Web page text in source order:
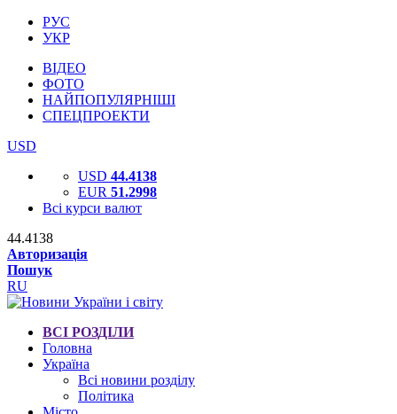
РУС
УКР
ВІДЕО
ФОТО
НАЙПОПУЛЯРНІШІ
СПЕЦПРОЕКТИ
USD
USD 44.4138
EUR 51.2998
Всі курси валют
44.4138
Авторизація
Пошук
RU
ВСІ РОЗДІЛИ
Головна
Україна
Всі новини розділу
Політика